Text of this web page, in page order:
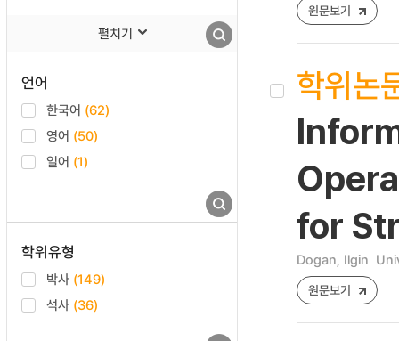
펼치기
언어
한국어 (62)
영어 (50)
일어 (1)
학위유형
박사 (149)
석사 (36)
원문보기
학위논
for
Dogan, Ilgin
원문보기